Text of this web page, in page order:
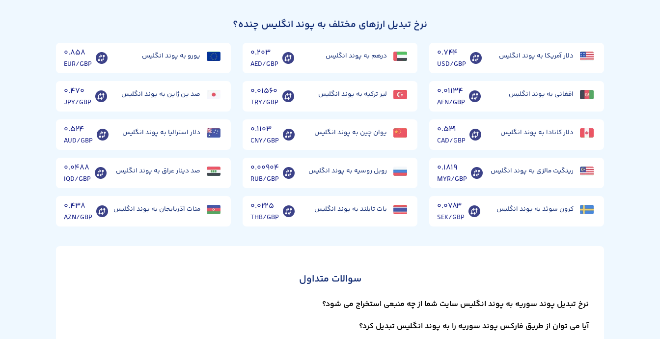
نرخ تبدیل ارزهای مختلف به پوند انگلیس چنده؟
دلار آمریکا به پوند انگلیس ۰.۷۴۴
USD/GBP
درهم به پوند انگلیس ۰.۲۰۳
AED/GBP
یورو به پوند انگلیس ۰.۸۵۸
EUR/GBP
افغانی به پوند انگلیس ۰.۰۱۱۳۴
AFN/GBP
لیر ترکیه به پوند انگلیس ۰.۰۱۵۶۰
TRY/GBP
صد ین ژاپن به پوند انگلیس ۰.۴۷۰
JPY/GBP
دلار کانادا به پوند انگلیس ۰.۵۳۱
CAD/GBP
یوان چین به پوند انگلیس ۰.۱۱۰۳
CNY/GBP
دلار استرالیا به پوند انگلیس ۰.۵۲۴
AUD/GBP
رینگیت مالزی به پوند انگلیس ۰.۱۸۱۹
MYR/GBP
روبل روسیه به پوند انگلیس ۰.۰۰۹۰۴
RUB/GBP
صد دینار عراق به پوند انگلیس ۰.۰۴۸۸
IQD/GBP
کرون سوئد به پوند انگلیس ۰.۰۷۸۳
SEK/GBP
بات تایلند به پوند انگلیس ۰.۰۲۲۵
THB/GBP
منات آذربایجان به پوند انگلیس ۰.۴۳۸
AZN/GBP
سوالات متداول
نرخ تبدیل پوند سوریه به پوند انگلیس سایت شما از چه منبعی استخراج می شود؟
آیا می توان از طریق فارکس پوند سوریه را به پوند انگلیس تبدیل کرد؟